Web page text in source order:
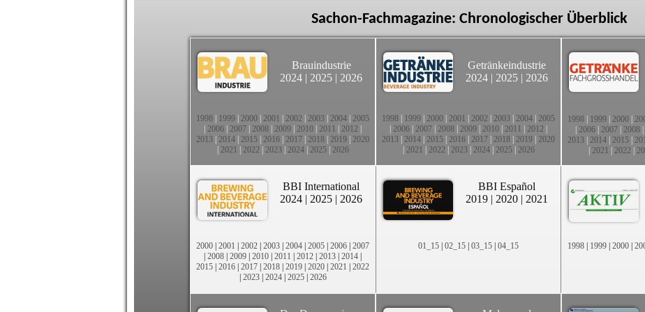
Sachon-Fachmagazine: Chronologischer Überblick
Brauindustrie
2024 | 2025 | 2026
1998 1999 2000 2001 2002 2003 2004 2005
2006 2007 2008 2009 2010 2011 2012
2013 2014 2015 2016 2017 2018 2019 2020
2021 2022 2023| 2024| 2025| 2026
Getränkeindustrie
2024 | 2025 | 2026
1998 1999 2000 2001 2002 2003 2004 2005
2006 2007 2008 2009 2010 2011 2012
2013 2014 2015 2016 2017 2018 2019 2020
2021 2022 2023| 2024| 2025| 2026
1998 1999 2000
2006 2007 2008
2013 2014 2015
2021 2022
BBI International
2024 | 2025 | 2026
2000 | 2001 | 2002 | 2003 | 2004 | 2005 | 2006 | 2007
| 2008 | 2009 | 2010 | 2011 | 2012 | 2013 | 2014 |
2015 | 2016 | 2017 | 2018 | 2019 | 2020 | 2021 | 2022
| 2023| 2024| 2025| 2026
BBI Español
2019 | 2020 | 2021
01_15 | 02_15 | 03_15 | 04_15 1998 | 1999 | 2000 |